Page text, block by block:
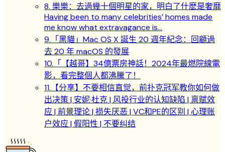
8. 樂樂：去過幾十個明星的家，明白了什麽是奢靡
Having been to many celebrities’ homes made
me know what extravagance is…
9.「黑貓」Mac OS X 誕生 20 週年紀念：回顧過
去 20 年 macOS 的發展
10.「【越哥】34億票房神話！2024年最燃院線電
影，看完整個人都沸騰了！
11.【分享】不要相信直觉，前扑克冠军教你如何做
出决策 | 安妮·杜克 | 风投行业的认知缺陷 | 禀赋效
应 | 前景理论 | 损失厌恶 | VC和PE的区别 | 心理账
户效应 | 假阳性 | 不要纠结